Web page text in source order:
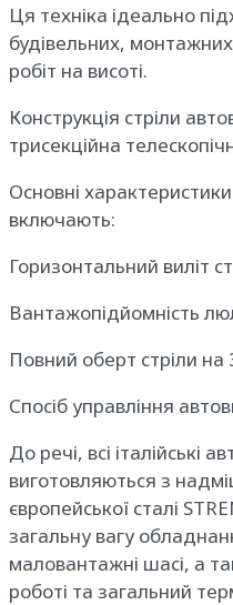
Ця техніка ідеально
будівельних,
робіт на висоті.
Конструкція стріли
трисекційна
Основні
включають:
Горизонтальний виліт
Вантажопідйомність
Повний оберт стріли на
Спосіб управління
До речі, всі італійські
виготовляються з
європейської сталі
загальну вагу
маловантажні шасі, а
роботі та загальний